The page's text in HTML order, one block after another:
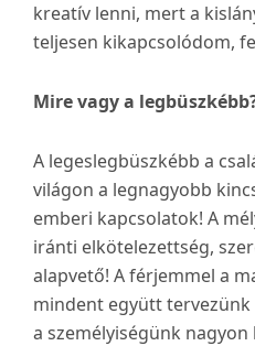
kreatív lenni, mert a
teljesen kikapcsolódom,
Mire vagy a
A legeslegbüszkébb a
világon a legnagyobb
emberi kapcsolatok! A
iránti elkötelezettség,
alapvető! A férjemmel a
mindent együtt
a személyiségünk